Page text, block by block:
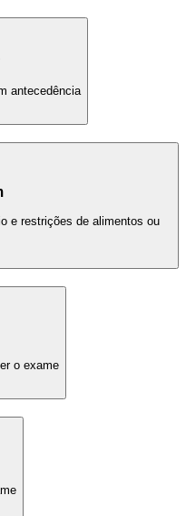
antecedência
e restrições de alimentos ou
o exame